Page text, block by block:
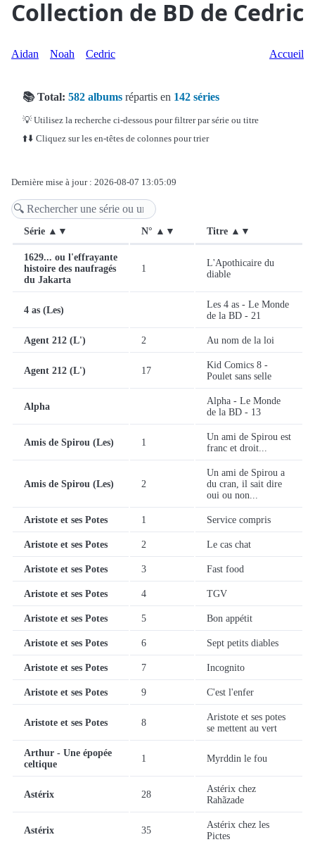
Collection de BD de Cedric
Aidan Noah Cedric Accueil
📚 Total: 582 albums répartis en 142 séries
💡 Utilisez la recherche ci-dessous pour filtrer par série ou titre
⬆️⬇️ Cliquez sur les en-têtes de colonnes pour trier
Dernière mise à jour : 2026-08-07 13:05:09
Série ▲▼ N° ▲▼ Titre ▲▼
1629... ou l'effrayante
histoire des naufragés
du Jakarta
1
L'Apothicaire du
diable
4 as (Les)
Les 4 as - Le Monde
de la BD - 21
Agent 212 (L') 2 Au nom de la loi
Agent 212 (L') 17
Kid Comics 8 -
Poulet sans selle
Alpha
Alpha - Le Monde
de la BD - 13
Amis de Spirou (Les) 1
Un ami de Spirou est
franc et droit...
Amis de Spirou (Les) 2
Un ami de Spirou a
du cran, il sait dire
oui ou non...
Aristote et ses Potes 1 Service compris
Aristote et ses Potes 2 Le cas chat
Aristote et ses Potes 3 Fast food
Aristote et ses Potes 4 TGV
Aristote et ses Potes 5 Bon appétit
Aristote et ses Potes 6 Sept petits diables
Aristote et ses Potes 7 Incognito
Aristote et ses Potes 9 C'est l'enfer
Aristote et ses Potes 8
Aristote et ses potes
se mettent au vert
Arthur - Une épopée
celtique
1 Myrddin le fou
Astérix 28
Astérix chez
Rahãzade
Astérix 35
Astérix chez les
Pictes